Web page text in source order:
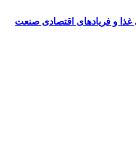
غذا و فریادهای اقتصادی صنعت